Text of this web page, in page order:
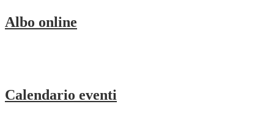
Albo online
Calendario eventi